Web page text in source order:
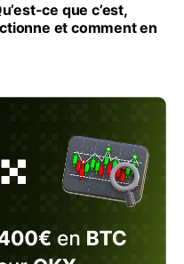
ce que c’est,
et comment en